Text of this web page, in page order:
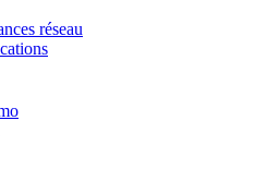
réseau